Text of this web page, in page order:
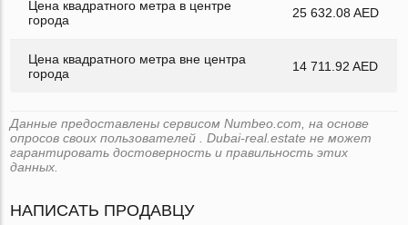
Цена квадратного метра в центре
города
25 632.08 AED
Цена квадратного метра вне центра
города
14 711.92 AED
Данные предоставлены сервисом Numbeo.com, на основе
опросов своих пользователей . Dubai-real.estate не может
гарантировать достоверность и правильность этих
данных.
НАПИСАТЬ ПРОДАВЦУ